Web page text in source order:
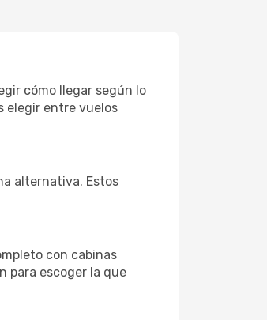
cómo llegar según lo
elegir entre vuelos
alternativa. Estos
con cabinas
para escoger la que